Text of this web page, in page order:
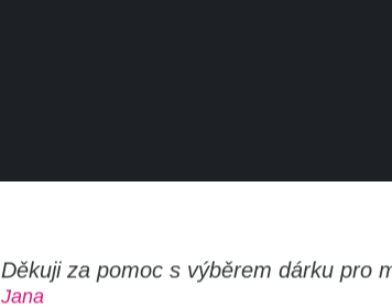
Děkuji za pomoc s výběrem dárku pro
Jana